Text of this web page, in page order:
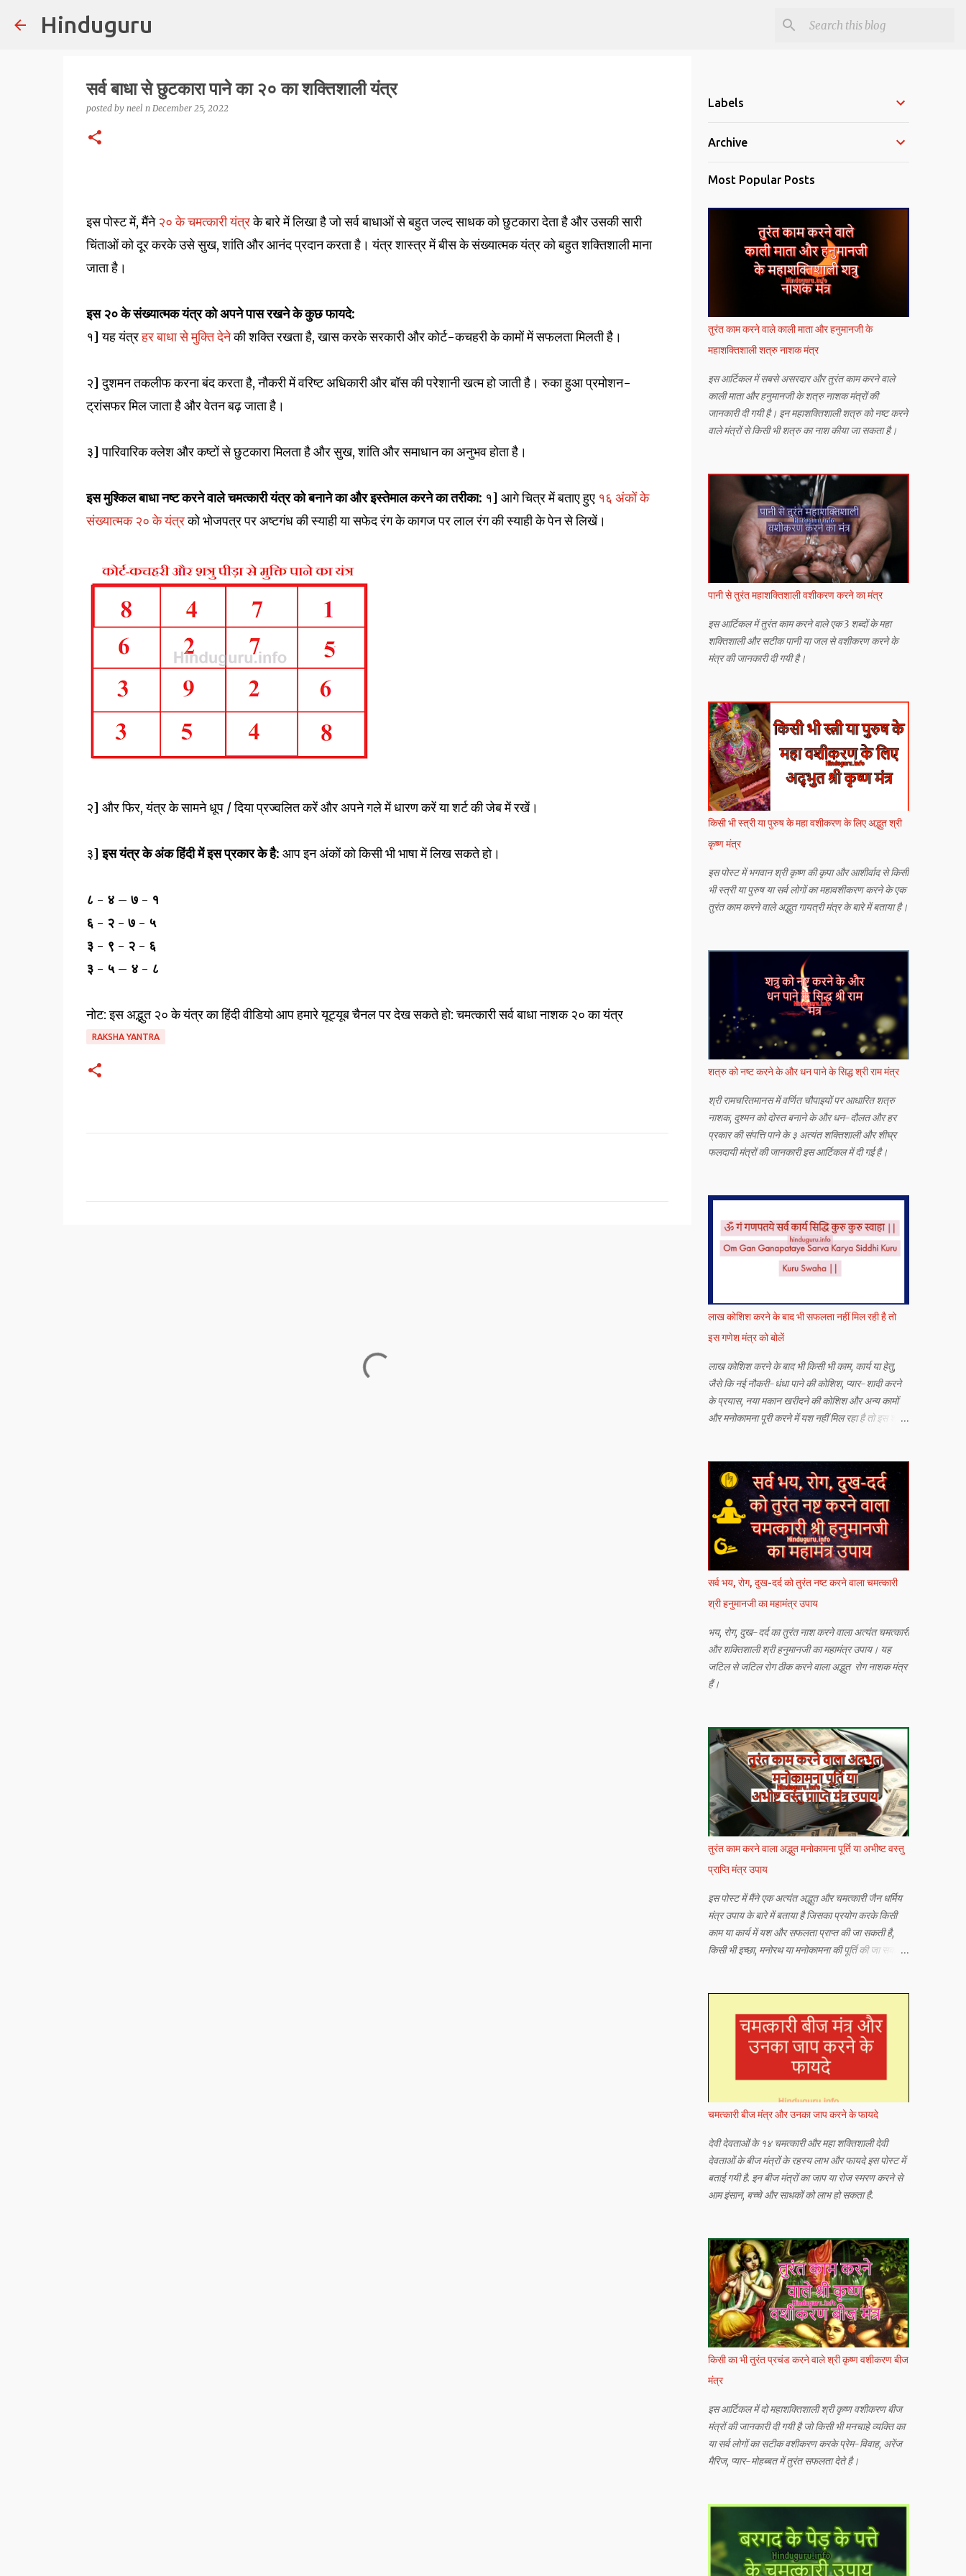
Hinduguru
सर्व बाधा से छुटकारा पाने का २० का शक्तिशाली यंत्र
posted by neel n December 25, 2022
इस पोस्ट में, मैंने२० के चमत्कारी यंत्रके बारे में लिखा है जो सर्व बाधाओं से बहुत जल्द साधक को छुटकारा देता है और उसकी सारी
चिंताओं को दूर करके उसे सुख, शांति और आनंद प्रदान करता है। यंत्र शास्त्र में बीस के संख्यात्मक यंत्र को बहुत शक्तिशाली माना
जाता है।
इस २० के संख्यात्मक यंत्र को अपने पास रखने के कुछ फायदे:
१] यह यंत्रहर बाधा से मुक्ति देनेकी शक्ति रखता है, खास करके सरकारी और कोर्ट-कचहरी के कामों में सफलता मिलती है।
२] दुशमन तकलीफ करना बंद करता है, नौकरी में वरिष्ट अधिकारी और बॉस की परेशानी खत्म हो जाती है। रुका हुआ प्रमोशन-
ट्रांसफर मिल जाता है और वेतन बढ़ जाता है।
३] पारिवारिक क्लेश और कष्टों से छुटकारा मिलता है और सुख, शांति और समाधान का अनुभव होता है।
इस मुश्किल बाधा नष्ट करने वाले चमत्कारी यंत्र को बनाने का और इस्तेमाल करने का तरीका: १] आगे चित्र में बताए हुए १६ अंकों के
संख्यात्मक २० के यंत्रको भोजपत्र पर अष्टगंध की स्याही या सफेद रंग के कागज पर लाल रंग की स्याही के पेन से लिखें।
२] और फिर, यंत्र के सामने धूप / दिया प्रज्वलित करें और अपने गले में धारण करें या शर्ट की जेब में रखें।
३]इस यंत्र के अंक हिंदी में इस प्रकार के है: आप इन अंकों को किसी भी भाषा में लिख सकते हो।
८ - ४ – ७ - १
६ - २ - ७ - ५
३ - ९ - २ - ६
३ - ५ – ४ - ८
नोट: इस अद्भुत २० के यंत्र का हिंदी वीडियो आप हमारे यूट्यूब चैनल पर देख सकते हो: चमत्कारी सर्व बाधा नाशक २० का यंत्र
RAKSHA YANTRA
Labels
Archive
Most Popular Posts
तुरंत काम करने वाले काली माता और हनुमानजी के
महाशक्तिशाली शत्रु नाशक मंत्र
इस आर्टिकल में सबसे असरदार और तुरंत काम करने वाले
काली माता और हनुमानजी के शत्रु नाशक मंत्रों की
जानकारी दी गयी है। इन महाशक्तिशाली शत्रु को नष्ट करने
वाले मंत्रों से किसी भी शत्रु का नाश कीया जा सकता है।
पानी से तुरंत महाशक्तिशाली वशीकरण करने का मंत्र
इस आर्टिकल में तुरंत काम करने वाले एक 3 शब्दों के महा
शक्तिशाली और सटीक पानी या जल से वशीकरण करने के
मंत्र की जानकारी दी गयी है।
किसी भी स्त्री या पुरुष के महा वशीकरण के लिए अद्भुत श्री
कृष्ण मंत्र
इस पोस्ट में भगवान श्री कृष्ण की कृपा और आशीर्वाद से किसी
भी स्त्री या पुरुष या सर्व लोगों का महावशीकरण करने के एक
तुरंत काम करने वाले अद्भुत गायत्री मंत्र के बारे में बताया है।
शत्रु को नष्ट करने के और धन पाने के सिद्ध श्री राम मंत्र
श्री रामचरितमानस में वर्णित चौपाइयों पर आधारित शत्रु
नाशक, दुश्मन को दोस्त बनाने के और धन-दौलत और हर
प्रकार की संपत्ति पाने के ३ अत्यंत शक्तिशाली और शीघ्र
फलदायी मंत्रों की जानकारी इस आर्टिकल में दी गई है।
लाख कोशिश करने के बाद भी सफलता नहीं मिल रही है तो
इस गणेश मंत्र को बोलें
लाख कोशिश करने के बाद भी किसी भी काम, कार्य या हेतु,
जैसे कि नई नौकरी-धंधा पाने की कोशिश, प्यार-शादी करने
के प्रयास, नया मकान खरीदने की कोशिश और अन्य कामों
और मनोकामना पूरी करने में यश नहीं मिल रहा है तो इस श्री
सर्व भय, रोग, दुख-दर्द को तुरंत नष्ट करने वाला चमत्कारी
श्री हनुमानजी का महामंत्र उपाय
भय, रोग, दुख-दर्द का तुरंत नाश करने वाला अत्यंत चमत्कारी
और शक्तिशाली श्री हनुमानजी का महामंत्र उपाय। यह
जटिल से जटिल रोग ठीक करने वाला अद्भुत रोग नाशक मंत्र
हैं।
तुरंत काम करने वाला अद्भुत मनोकामना पूर्ति या अभीष्ट वस्तु
प्राप्ति मंत्र उपाय
इस पोस्ट में मैंने एक अत्यंत अद्भुत और चमत्कारी जैन धर्मिय
मंत्र उपाय के बारे में बताया है जिसका प्रयोग करके किसी
काम या कार्य में यश और सफलता प्राप्त की जा सकती है,
किसी भी इच्छा, मनोरथ या मनोकामना की पूर्ति की जा सकती
चमत्कारी बीज मंत्र और उनका जाप करने के फायदे
देवी देवताओं के १४ चमत्कारी और महा शक्तिशाली देवी
देवताओं के बीज मंत्रों के रहस्य लाभ और फायदे इस पोस्ट में
बताई गयी है. इन बीज मंत्रों का जाप या रोज स्मरण करने से
आम इंसान, बच्चे और साधकों को लाभ हो सकता है.
किसी का भी तुरंत प्रचंड करने वाले श्री कृष्ण वशीकरण बीज
मंत्र
इस आर्टिकल में दो महाशक्तिशाली श्री कृष्ण वशीकरण बीज
मंत्रों की जानकारी दी गयी है जो किसी भी मनचाहे व्यक्ति का
या सर्व लोगों का सटीक वशीकरण करके प्रेम-विवाह, अरेंज
मैरिज, प्यार-मोहब्बत में तुरंत सफलता देते है।